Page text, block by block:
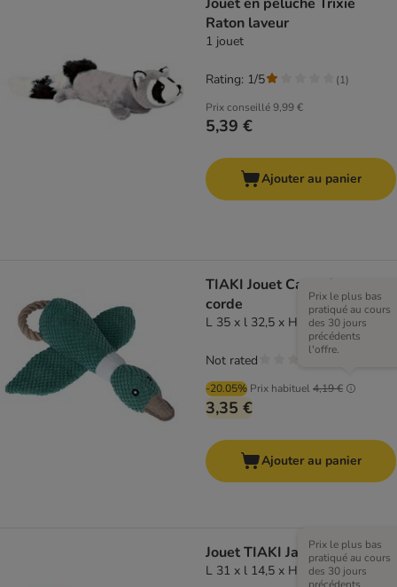
Raton laveur
1 jouet
Prix conseillé9,99 €
5,39 €
Rating: 1/5 (1)
Ajouter au panier
TIAKI Jouet Canard avec
corde
L 35 x l 32,5 x H 8 cm
-20.05% Prix habituel4,19 €
Prix le plus bas
pratiqué au cours
des 30 jours
précédents
l'offre.
3,35 €
Not rated
Ajouter au panier
Jouet TIAKI James Corduroy
L 31 x l 14,5 x H 5 cm
Prix le plus bas
pratiqué au cours
des 30 jours